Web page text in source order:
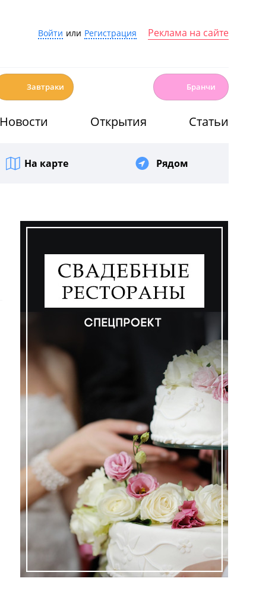
Войти или Регистрация Реклама на сайте
Завтраки Бранчи
Новости Открытия Статьи
На карте Рядом